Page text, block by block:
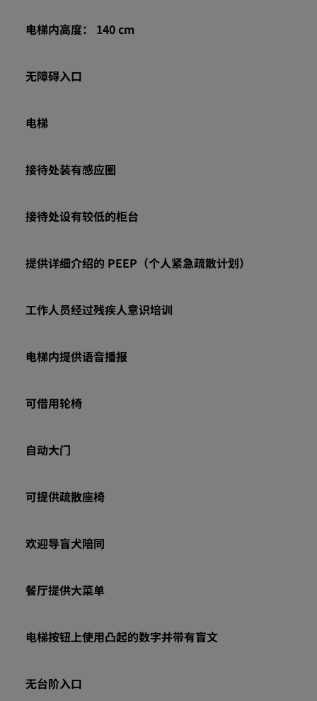
电梯内高度： 140 cm
无障碍入口
电梯
接待处装有感应圈
接待处设有较低的柜台
提供详细介绍的 PEEP（个人紧急疏散计划）
工作人员经过残疾人意识培训
电梯内提供语音播报
可借用轮椅
自动大门
可提供疏散座椅
欢迎导盲犬陪同
餐厅提供大菜单
电梯按钮上使用凸起的数字并带有盲文
无台阶入口